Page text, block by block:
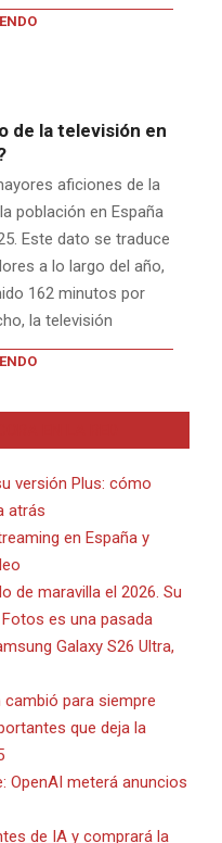
de la televisión en
aficiones de la
población en España
Este dato se traduce
a lo largo del año,
162 minutos por
la televisión
versión Plus: cómo
atrás
en España y
de maravilla el 2026. Su
es una pasada
Galaxy S26 Ultra,
para siempre
que deja la
OpenAI meterá anuncios
de IA y comprará la